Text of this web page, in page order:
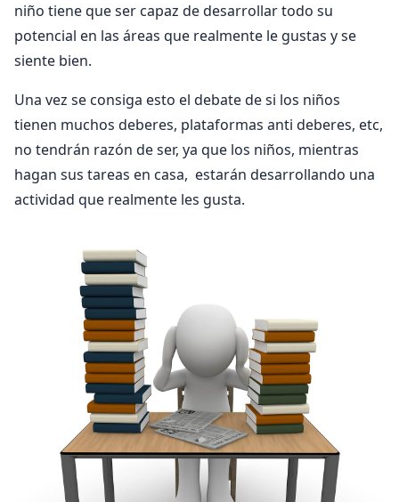
niño tiene que ser capaz de desarrollar todo su
potencial en las áreas que realmente le gustas y se
siente bien.
Una vez se consiga esto el debate de si los niños
tienen muchos deberes, plataformas anti deberes, etc,
no tendrán razón de ser, ya que los niños, mientras
hagan sus tareas en casa, estarán desarrollando una
actividad que realmente les gusta.